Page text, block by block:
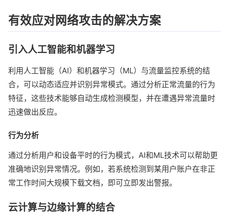
有效应对网络攻击的解决方案
引入人工智能和机器学习
利用人工智能（AI）和机器学习（ML）与流量监控系统的结
合，可以动态适应并识别异常模式。通过分析正常流量的行为
特征，这些技术能够自动生成检测模型，并在遭遇异常流量时
迅速做出反应。
行为分析
通过分析用户和设备平时的行为模式，AI和ML技术可以帮助更
准确地识别异常情况。例如，若系统检测到某用户账户在非正
常工作时间大规模下载文档，即可立即发出警报。
云计算与边缘计算的结合